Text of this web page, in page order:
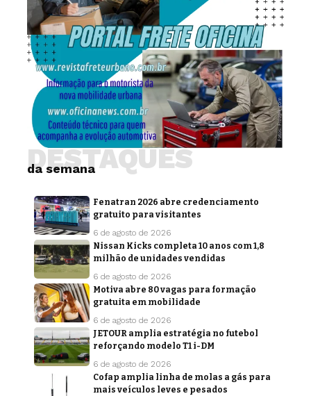
da semana
DESTAQUES
Fenatran 2026 abre credenciamento
gratuito para visitantes
6 de agosto de 2026
Nissan Kicks completa 10 anos com 1,8
milhão de unidades vendidas
6 de agosto de 2026
Motiva abre 80 vagas para formação
gratuita em mobilidade
6 de agosto de 2026
JETOUR amplia estratégia no futebol
reforçando modelo T1 i-DM
6 de agosto de 2026
Cofap amplia linha de molas a gás para
mais veículos leves e pesados